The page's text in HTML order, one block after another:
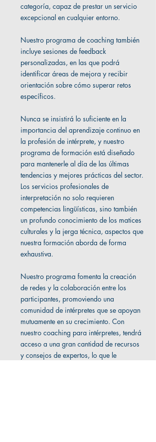
categoría, capaz de prestar un servicio
excepcional en cualquier entorno.
Nuestro programa de coaching también
incluye sesiones de feedback
personalizadas, en las que podrá
identificar áreas de mejora y recibir
orientación sobre cómo superar retos
específicos.
Nunca se insistirá lo suficiente en la
importancia del aprendizaje continuo en
la profesión de intérprete, y nuestro
programa de formación está diseñado
para mantenerle al día de las últimas
tendencias y mejores prácticas del sector.
Los servicios profesionales de
interpretación no solo requieren
competencias lingüísticas, sino también
un profundo conocimiento de los matices
culturales y la jerga técnica, aspectos que
nuestra formación aborda de forma
exhaustiva.
Nuestro programa fomenta la creación
de redes y la colaboración entre los
participantes, promoviendo una
comunidad de intérpretes que se apoyan
mutuamente en su crecimiento. Con
nuestro coaching para intérpretes, tendrá
acceso a una gran cantidad de recursos
y consejos de expertos, lo que le